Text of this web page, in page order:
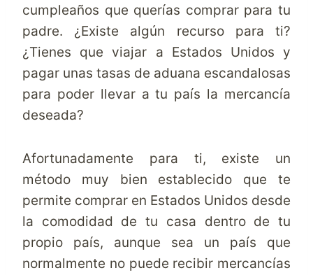
cumpleaños que querías comprar para tu
padre. ¿Existe algún recurso para ti?
¿Tienes que viajar a Estados Unidos y
pagar unas tasas de aduana escandalosas
para poder llevar a tu país la mercancía
deseada?
Afortunadamente para ti, existe un
método muy bien establecido que te
permite comprar en Estados Unidos desde
la comodidad de tu casa dentro de tu
propio país, aunque sea un país que
normalmente no puede recibir mercancías